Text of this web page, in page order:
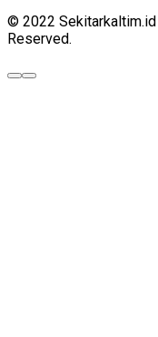
© 2022 Sekitarkaltim.id
Reserved.